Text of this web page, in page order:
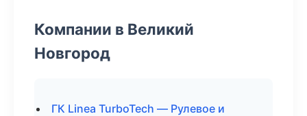
Компании в Великий
Новгород
ГК Linea TurboTech — Рулевое и